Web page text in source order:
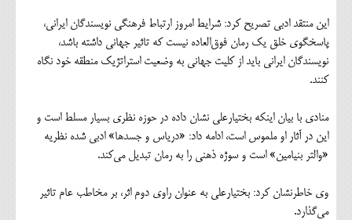
این منتقد ادبی تصریح کرد: شرایط امروز ارتباط فرهنگی نویسندگان ایرانی،
پاسخگوی خلق یک رمان فوق‌العاده نیست که تاثیر جهانی داشته باشد،
نویسندگان ایرانی باید از کلیت جهانی به وضعیت استراتژیک منطقه خود نگاه
کنند.
منادی با بیان اینکه بختیارعلی نشان داده در حوزه نظری بسیار مسلط است و
این در آثار او ملموس است، ادامه داد: «دریاس و جسدها» ادبی شده نظریه
«والتر بنیامین» است و سوژه ذهنی را به رمان تبدیل می‌کند.
وی خاطرنشان کرد: بختیارعلی به عنوان راوی دوم اثر، بر مخاطب عام تاثیر
می‌گذارد.